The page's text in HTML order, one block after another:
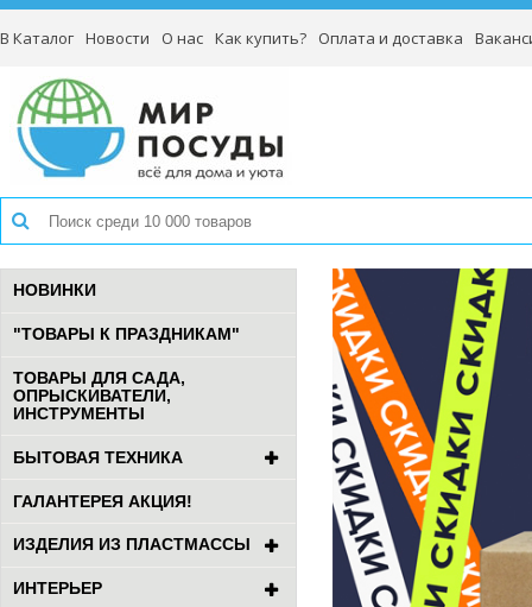
В Каталог Новости О нас Как купить? Оплата и доставка
НОВИНКИ
"ТОВАРЫ К ПРАЗДНИКАМ"
ТОВАРЫ ДЛЯ САДА,
ОПРЫСКИВАТЕЛИ,
ИНСТРУМЕНТЫ
БЫТОВАЯ ТЕХНИКА
ГАЛАНТЕРЕЯ АКЦИЯ!
ИЗДЕЛИЯ ИЗ ПЛАСТМАССЫ
ИНТЕРЬЕР